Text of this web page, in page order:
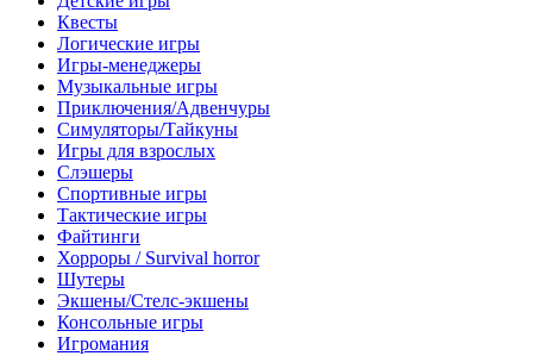
Квесты
Логические игры
Игры-менеджеры
Музыкальные игры
Приключения/Адвенчуры
Симуляторы/Тайкуны
Игры для взрослых
Слэшеры
Спортивные игры
Тактические игры
Файтинги
Хорроры / Survival horror
Шутеры
Экшены/Стелс-экшены
Консольные игры
Игромания